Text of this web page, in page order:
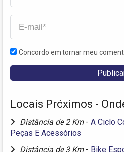
Concordo em tornar meu
Locais Próximos -
Distância de 2 Km - A Ciclo
Peças E Acessórios
Distância de 3 Km - Bike